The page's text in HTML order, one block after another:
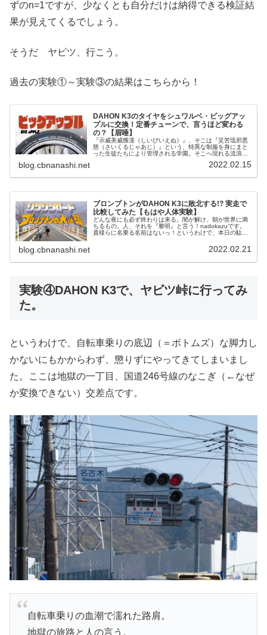
ずのn=1ですが、少なくとも自分だけは納得できる検証結
果が見えてくるでしょう。
そうだ ヤビツ、行こう。
過去の実験①～実験③の結果はこちらから！
DAHON K3のタイヤをシュワルベ・ビッグアッ
プルに交換！定番チューンで、言うほど変わる
の？【眉唾】
『示威美威獲濡（しいびいえぬ）』、そこは『災苦琉邪悪
慈（さいくるじゃあじ）』という、特異な制服を身にまと
った生徒たちにより管理される学園。そこへ現れる流浪の
blog.cbnanashi.net 2022.02.15
ブロンプトンがDAHON K3に敗北する!? 実走で
比較してみた【もはや人体実験】
どんな夜にも必ず終わりは来る。闇が解け、朝が世界に満
ちるもの。人、それを『黎明』と言う！nadokazuです。
貴様らに名乗る名前はないっ！というわけで、本日の駄文
blog.cbnanashi.net 2022.02.21
実験④DAHON K3で、ヤビツ峠に行ってみ
た。
というわけで、自転車乗りの底辺（＝ボトムズ）な脚力し
かないにもかからわず、懲りずにやってきてしまいまし
た。ここは地獄の一丁目、国道246号線のなこぎ（←なぜ
か変換できない）交差点です。
自転車乗りの血潮で濡れた路肩。
地獄の旅路と人の言う。